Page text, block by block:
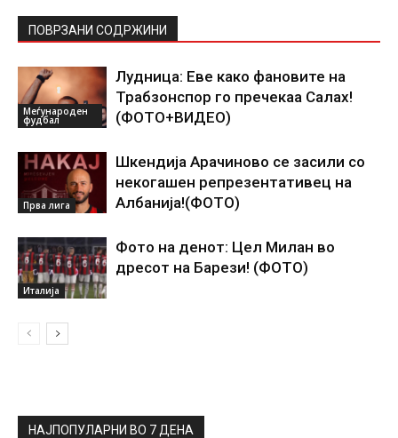
ПОВРЗАНИ СОДРЖИНИ
Меѓународен
фудбал
Лудница: Еве како фановите на
Трабзонспор го пречекаа Салах!
(ФОТО+ВИДЕО)
Прва лига
Шкендија Арачиново се засили со
некогашен репрезентативец на
Албанија!(ФОТО)
Италија
Фото на денот: Цел Милан во
дресот на Барези! (ФОТО)
НАЈПОПУЛАРНИ ВО 7 ДЕНА